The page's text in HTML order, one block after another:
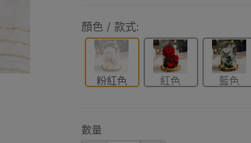
顏色 / 款式:
粉紅色 紅色 藍色
數量